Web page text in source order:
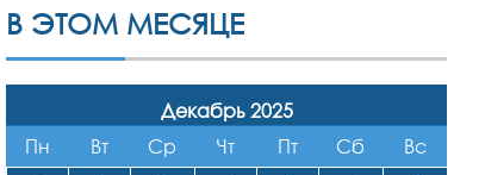
В ЭТОМ МЕСЯЦЕ
Декабрь 2025
Пн
Вт Ср Чт Пт Сб Вс